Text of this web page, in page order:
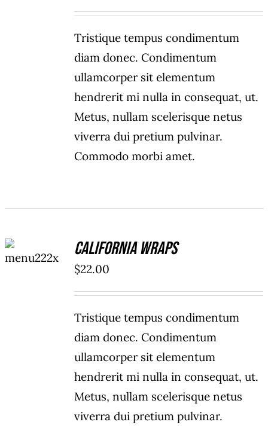
range:
Tristique tempus condimentum
diam donec. Condimentum
ullamcorper sit elementum
hendrerit mi nulla in consequat, ut.
Metus, nullam scelerisque netus
viverra dui pretium pulvinar.
Commodo morbi amet.
CART
/
California Wraps
$22.00
Tristique tempus condimentum
diam donec. Condimentum
ullamcorper sit elementum
hendrerit mi nulla in consequat, ut.
Metus, nullam scelerisque netus
viverra dui pretium pulvinar.